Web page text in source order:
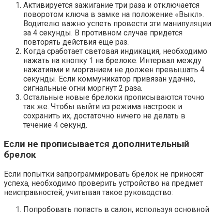
Активируется зажигание три раза и отключается
поворотом ключа в замке на положение «Выкл».
Водителю важно успеть провести эти манипуляции
за 4 секунды. В противном случае придется
повторять действия еще раз.
Когда сработает световая индикация, необходимо
нажать на кнопку 1 на брелоке. Интервал между
нажатиями и морганием не должен превышать 4
секунды. Если коммуникатор привязан удачно,
сигнальные огни моргнут 2 раза.
Остальные новые брелоки прописываются точно
так же. Чтобы выйти из режима настроек и
сохранить их, достаточно ничего не делать в
течение 4 секунд.
Если не прописывается дополнительный
брелок
Если попытки запрограммировать брелок не приносят
успеха, необходимо проверить устройство на предмет
неисправностей, учитывая такое руководство:
Попробовать попасть в салон, используя основной